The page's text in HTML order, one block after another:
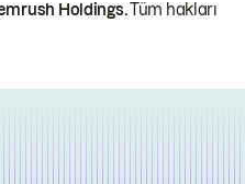
Holdings.Tüm hakları